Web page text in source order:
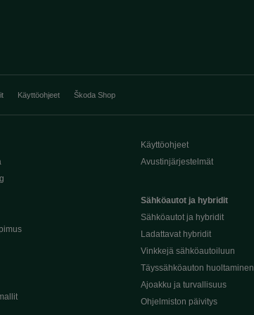
Käyttöohjeet Škoda Shop
Käyttöohjeet
Avustinjärjestelmät
Sähköautot ja hybridit
Sähköautot ja hybridit
Ladattavat hybridit
Vinkkejä sähköautoiluun
Täyssähköauton huoltaminen
Ajoakku ja turvallisuus
Ohjelmiston päivitys